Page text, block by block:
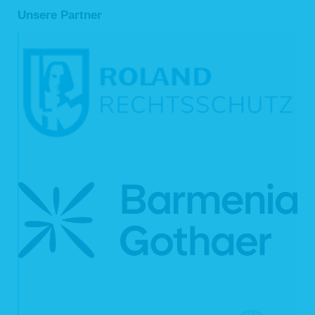
Unsere Partner
Haben Sie das Recht auf Berichtigung, Löschung oder Einschränkung der
offengelegt wurden, diesen Umstand mitzuteilen, es sei denn, dies erweist sich
als unmöglich oder ist mit einem unverhältnismäßigen Aufwand verbunden. Ihnen
steht uns gegenüber das Recht zu, über diese Empfänger unterrichtet zu
werden.
6.6 Recht auf Datenübertragbarkeit
Sie haben gemäß Art. 20 DSGVO das Recht, Ihre personenbezogenen Daten,
die Verarbeitung auf einer Einwilligung (Art. 6 Abs. 1 lit. a DSGVO bzw.
Art. 9 Abs. 2 lit. DSGVO) oder auf einem Vertrag gem. Art. 6 Abs. 1 lit. b
DSGVO beruht und
die Verarbeitung mithilfe automatisierter Verfahren erfolgt.
In Ausübung dieses Rechts haben Sie ferner das Recht, zu erwirken, dass Ihre
personenbezogenen Daten direkt von uns einem anderen Verantwortlichen